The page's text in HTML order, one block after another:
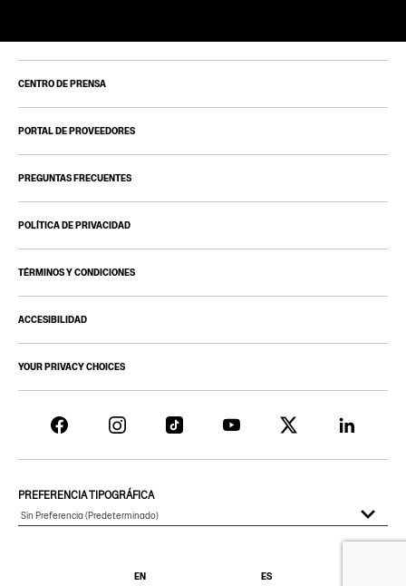
CENTRO DE PRENSA
PORTAL DE PROVEEDORES
PREGUNTAS FRECUENTES
POLÍTICA DE PRIVACIDAD
TÉRMINOS Y CONDICIONES
ACCESIBILIDAD
YOUR PRIVACY CHOICES
EN ES
PREFERENCIA TIPOGRÁFICA